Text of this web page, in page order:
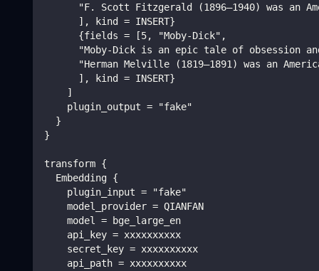
"F. Scott Fitzgerald (1896–1940) was an
      ], kind = INSERT}
      {fields = [5, "Moby-Dick",
"Moby-Dick is an epic tale of obsession
"Herman Melville (1819–1891) was an
      ], kind = INSERT}
    ]
    plugin_output = "fake"
  }
}
transform {
  Embedding {
    plugin_input = "fake"
    model_provider = QIANFAN
    model = bge_large_en
    api_key = xxxxxxxxxx
    secret_key = xxxxxxxxxx
    api_path = xxxxxxxxxx